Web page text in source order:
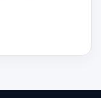
comercial,
Ao chegar ao
no chão,
com a vítima,
Móvel de